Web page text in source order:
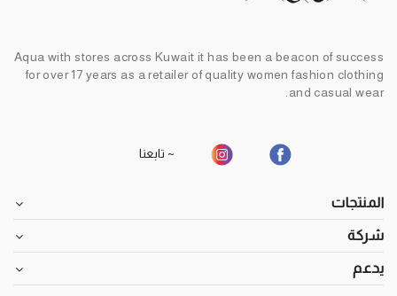
Aqua with stores across Kuwait it has been a beacon of success
for over 17 years as a retailer of quality women fashion clothing
and casual wear.
~ تابعنا
المنتجات
شركة
يدعم